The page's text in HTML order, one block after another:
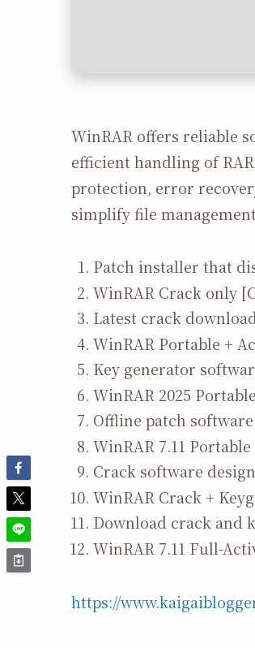
WinRAR offers reliable
efficient handling of
protection, error
simplify file
Patch installer that
WinRAR Crack only
Latest crack
WinRAR Portable +
Key generator
WinRAR 2025
Offline patch
WinRAR 7.11
Crack software
WinRAR Crack +
Download crack and
WinRAR 7.11 Full-
https://